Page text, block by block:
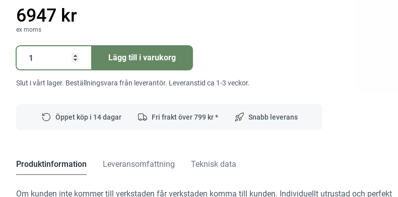
6947 kr
ex moms
Mobilt
multibord
1000
Lägg till i varukorg
Slut i vårt lager. Beställningsvara från leverantör. Leveranstid ca 1-3 veckor.
Öppet köp i 14 dagar Fri frakt över799 kr * Snabb leverans
Produktinformation Leveransomfattning Teknisk data
Om kunden inte kommer till verkstaden får verkstaden komma till kunden. Individuellt utrustad och perfekt